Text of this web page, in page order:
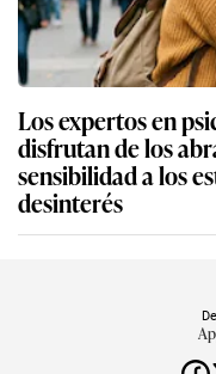
Los expertos en
disfrutan de los
sensibilidad a los
desinterés